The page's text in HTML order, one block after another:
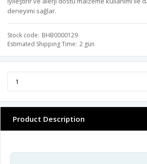
deneyimi sağlar.
Stock code BHB0000129
Estimated Shipping Time 2 gün
Product Description